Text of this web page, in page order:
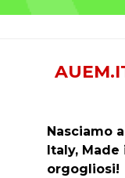
Nasciamo
Italy,
orgogliosi!